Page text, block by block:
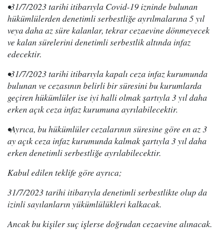
•31/7/2023 tarihi itibarıyla Covid-19 izninde bulunan
hükümlülerden denetimli serbestliğe ayrılmalarına 5 yıl
veya daha az süre kalanlar, tekrar cezaevine dönmeyecek
ve kalan sürelerini denetimli serbestlik altında infaz
edecektir.
•31/7/2023 tarihi itibarıyla kapalı ceza infaz kurumunda
bulunan ve cezasının belirli bir süresini bu kurumlarda
geçiren hükümlüler ise iyi halli olmak şartıyla 3 yıl daha
erken açık ceza infaz kurumuna ayrılabilecektir.
•Ayrıca, bu hükümlüler cezalarının süresine göre en az 3
ay açık ceza infaz kurumunda kalmak şartıyla 3 yıl daha
erken denetimli serbestliğe ayrılabilecektir.
Kabul edilen teklife göre ayrıca;
31/7/2023 tarihi itibarıyla denetimli serbestlikte olup da
izinli sayılanların yükümlülükleri kalkacak.
Ancak bu kişiler suç işlerse doğrudan cezaevine alınacak.